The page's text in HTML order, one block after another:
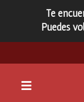
Te
Puedes